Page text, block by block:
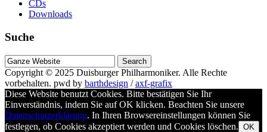
CDs
Downloads
Suche
Suche
nach
Copyright © 2025 Duisburger Philharmoniker. Alle Rechte
vorbehalten. pwd by barthdesign /axf-grafix
Diese Website benutzt Cookies. Bitte bestätigen Sie Ihr
Einverständnis, indem Sie auf OK klicken. Beachten Sie unsere
Datenschutzerklärung. In Ihren Browsereinstellungen können Sie
festlegen, ob Cookies akzeptiert werden und Cookies löschen. OK